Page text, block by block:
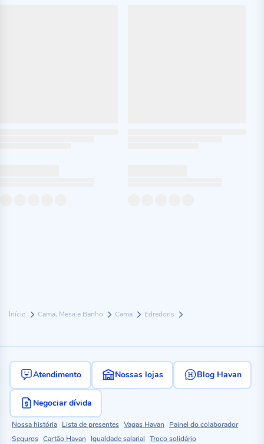
Início Cama, Mesa e Banho Cama Edredons
Atendimento Nossas lojas Blog Havan
Negociar dívida
Nossa história Lista de presentes Vagas Havan
Painel do colaborador
Seguros Cartão Havan Igualdade salarial Troco solidário